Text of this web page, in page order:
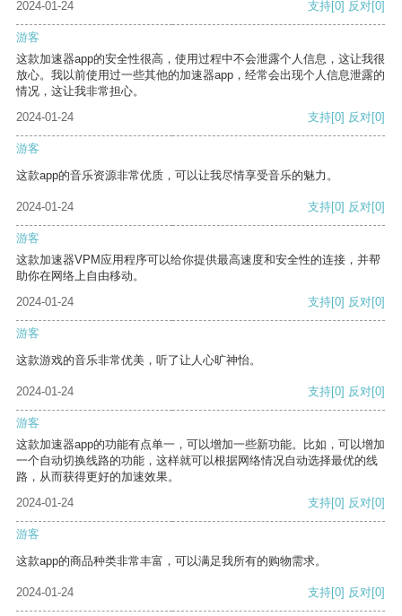
2024-01-24
支持[0] 反对[0]
游客
这款加速器app的安全性很高，使用过程中不会泄露个人信息，这让我很
放心。我以前使用过一些其他的加速器app，经常会出现个人信息泄露的
情况，这让我非常担心。
2024-01-24
支持[0] 反对[0]
游客
这款app的音乐资源非常优质，可以让我尽情享受音乐的魅力。
2024-01-24 支持[0] 反对[0]
游客
这款加速器VPM应用程序可以给你提供最高速度和安全性的连接，并帮
助你在网络上自由移动。
2024-01-24
支持[0] 反对[0]
游客
这款游戏的音乐非常优美，听了让人心旷神怡。
2024-01-24 支持[0] 反对[0]
游客
这款加速器app的功能有点单一，可以增加一些新功能。比如，可以增加
一个自动切换线路的功能，这样就可以根据网络情况自动选择最优的线
路，从而获得更好的加速效果。
2024-01-24
支持[0] 反对[0]
游客
这款app的商品种类非常丰富，可以满足我所有的购物需求。
2024-01-24 支持[0] 反对[0]